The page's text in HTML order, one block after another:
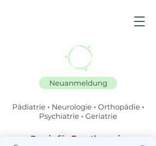
Neuanmeldung
Pädiatrie ◦ Neurologie ◦ Orthopädie ◦
Psychiatrie ◦ Geriatrie